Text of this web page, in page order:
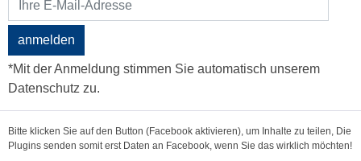
anmelden
*Mit der Anmeldung stimmen Sie automatisch unserem
Datenschutz zu.
Bitte klicken Sie auf den Button (Facebook aktivieren), um Inhalte zu teilen, Die
Plugins senden somit erst Daten an Facebook, wenn Sie das wirklich möchten!